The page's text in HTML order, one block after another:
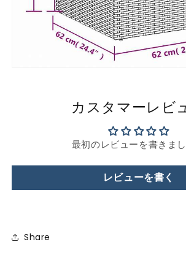
カスタマーレビ
最初のレビューを書きま
レビューを書く
Share